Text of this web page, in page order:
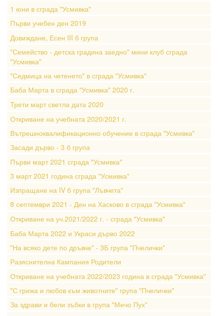
1 юни в сграда "Усмивка"
Първи учебен ден 2019
Довиждане, Есен III б група
"Семейство - детска градина заедно" мини клуб сграда
"Усмивка"
"Седмица на четенето" в сграда "Усмивка"
Баба Марта в сграда "Усмивка" 2020 г.
Трети март светла дата 2020
Откриване на учебната 2020/2021 г.
Вътрешноквалификационно обучение в сграда "Усмивка"
Засади дърво - 3 б група
Първи март 2021 сграда "Усмивка"
3 март 2021 година сграда "Усмивка"
Изпращане на IV б група "Лъвчета"
8 септември 2021 - Ден на Хасково в сграда "Усмивка"
Откриване на уч.2021/2022 г. - сграда "Усмивка"
Баба Марта 2022 и Украси дърво 2022
"На всяко дете по дръвче" - 3Б група "Пчелички"
Разяснителна Кампания Родители
Откриване на учебната 2022/2023 година в сграда "Усмивка"
"С грижа и любов към животните" група "Пчелички"
За здрави и бели зъбки в група "Мечо Пух"